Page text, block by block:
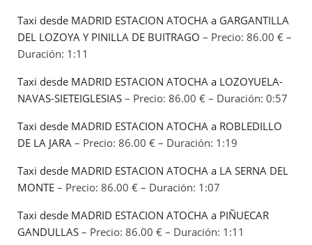
Taxi desde MADRID ESTACION ATOCHA a GARGANTILLA
DEL LOZOYA Y PINILLA DE BUITRAGO – Precio: 86.00 € –
Duración: 1:11
Taxi desde MADRID ESTACION ATOCHA a LOZOYUELA-
NAVAS-SIETEIGLESIAS – Precio: 86.00 € – Duración: 0:57
Taxi desde MADRID ESTACION ATOCHA a ROBLEDILLO
DE LA JARA – Precio: 86.00 € – Duración: 1:19
Taxi desde MADRID ESTACION ATOCHA a LA SERNA DEL
MONTE – Precio: 86.00 € – Duración: 1:07
Taxi desde MADRID ESTACION ATOCHA a PIÑUECAR
GANDULLAS – Precio: 86.00 € – Duración: 1:11